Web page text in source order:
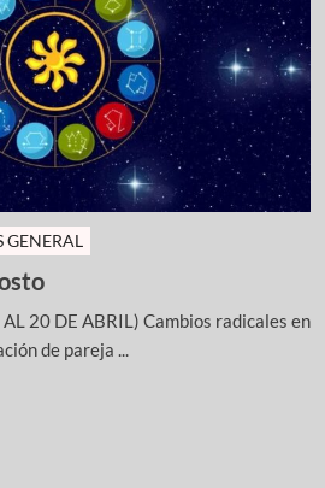
GENERAL
20 DE ABRIL) Cambios radicales en
de pareja ...